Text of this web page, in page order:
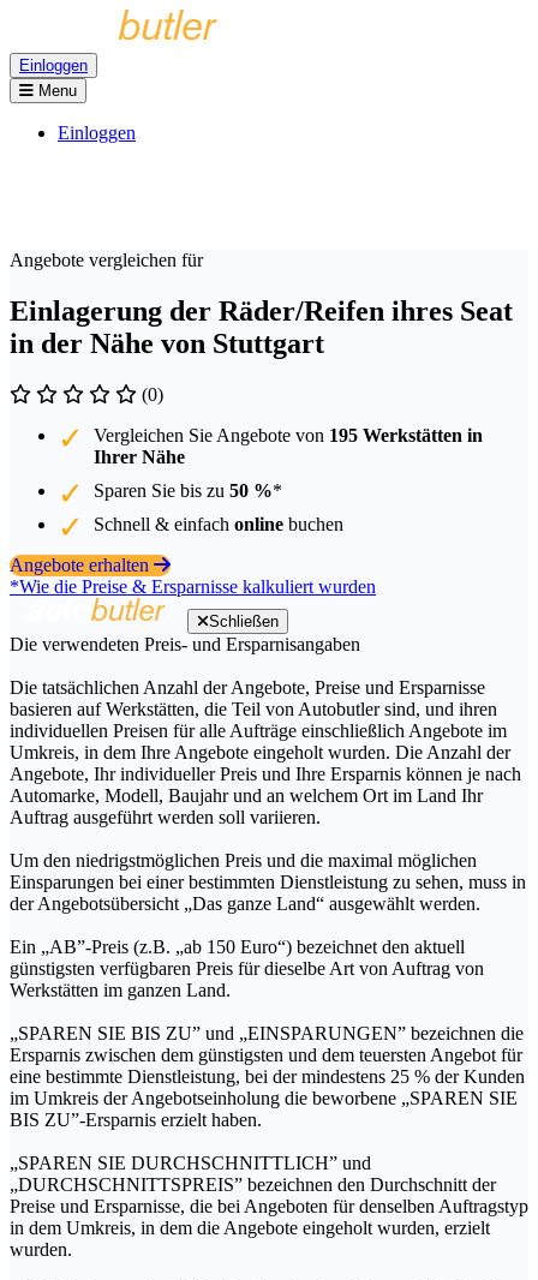
Einloggen
Menu
Einloggen
Angebote vergleichen für
Einlagerung der Räder/Reifen ihres Seat
in der Nähe von Stuttgart
(0)
Vergleichen Sie Angebote von 195 Werkstätten in
Ihrer Nähe
Sparen Sie bis zu 50 %*
Schnell & einfach online buchen
Angebote erhalten
*Wie die Preise & Ersparnisse kalkuliert wurden
Schließen
Die verwendeten Preis- und Ersparnisangaben
Die tatsächlichen Anzahl der Angebote, Preise und Ersparnisse
basieren auf Werkstätten, die Teil von Autobutler sind, und ihren
individuellen Preisen für alle Aufträge einschließlich Angebote im
Umkreis, in dem Ihre Angebote eingeholt wurden. Die Anzahl der
Angebote, Ihr individueller Preis und Ihre Ersparnis können je nach
Automarke, Modell, Baujahr und an welchem Ort im Land Ihr
Auftrag ausgeführt werden soll variieren.
Um den niedrigstmöglichen Preis und die maximal möglichen
Einsparungen bei einer bestimmten Dienstleistung zu sehen, muss in
der Angebotsübersicht „Das ganze Land“ ausgewählt werden.
Ein „AB”-Preis (z.B. „ab 150 Euro“) bezeichnet den aktuell
günstigsten verfügbaren Preis für dieselbe Art von Auftrag von
Werkstätten im ganzen Land.
„SPAREN SIE BIS ZU” und „EINSPARUNGEN” bezeichnen die
Ersparnis zwischen dem günstigsten und dem teuersten Angebot für
eine bestimmte Dienstleistung, bei der mindestens 25 % der Kunden
im Umkreis der Angebotseinholung die beworbene „SPAREN SIE
BIS ZU”-Ersparnis erzielt haben.
„SPAREN SIE DURCHSCHNITTLICH” und
„DURCHSCHNITTSPREIS” bezeichnen den Durchschnitt der
Preise und Ersparnisse, die bei Angeboten für denselben Auftragstyp
in dem Umkreis, in dem die Angebote eingeholt wurden, erzielt
wurden.